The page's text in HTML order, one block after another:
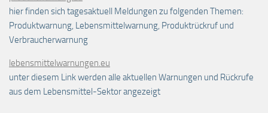
hier finden sich tagesaktuell Meldungen zu folgenden Themen:
Produktwarnung, Lebensmittelwarnung, Produktrückruf und
Verbraucherwarnung
lebensmittelwarnungen.eu
unter diesem Link werden alle aktuellen Warnungen und Rückrufe
aus dem Lebensmittel-Sektor angezeigt